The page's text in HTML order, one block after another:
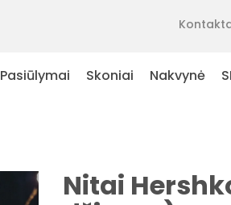
Pasiūlymai Skoniai Nakvynė
Nitai